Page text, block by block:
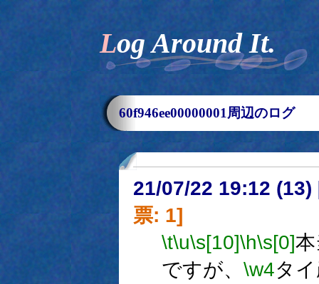
Log Around It.
60f946ee00000001周辺のログ
21/07/22 19:12 (13)
票: 1]
\t\u\s[10]\h\s[0]
ですが、 \w4タ